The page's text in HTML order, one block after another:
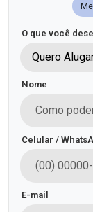
O que você
Quero
Nome
Celular /
E-mail